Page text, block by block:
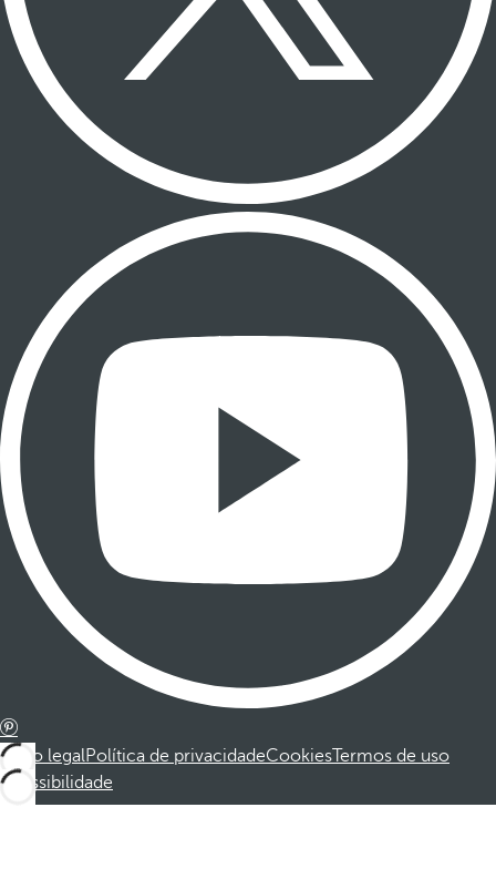
Aviso legalPolítica de privacidadeCookiesTermos de uso
Acessibilidade